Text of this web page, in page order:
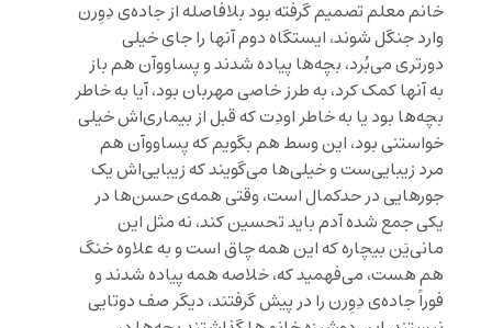
خانم معلم تصمیم گرفته بود بلافاصله از جاده‌ی دِوِرن
وارد جنگل شوند، ایستگاه دوم آنها را جای خیلی
دورتری می‌بُرد، بچه‌ها پیاده شدند و پساووآن هم باز
به آنها کمک کرد، به طرز خاصی مهربان بود، آیا به خاطر
بچه‌ها بود یا به خاطر اودِت که قبل از بیماری‌اش خیلی
خواستنی بود، این وسط هم بگویم که پساووآن هم
مرد زیبایی‌ست و خیلی‌ها می‌گویند که زیبایی‌اش یک
جورهایی در حدکمال است، وقتی همه‌ی حسن‌ها در
یکی جمع شده آدم باید تحسین کند، نه مثل این
مانی‌یَن بیچاره که این همه چاق است و به علاوه خنگ
هم هست، می‌فهمید که، خلاصه همه پیاده شدند و
فوراً جاده‌ی دِوِرن را در پیش گرفتند، دیگر صف دوتایی